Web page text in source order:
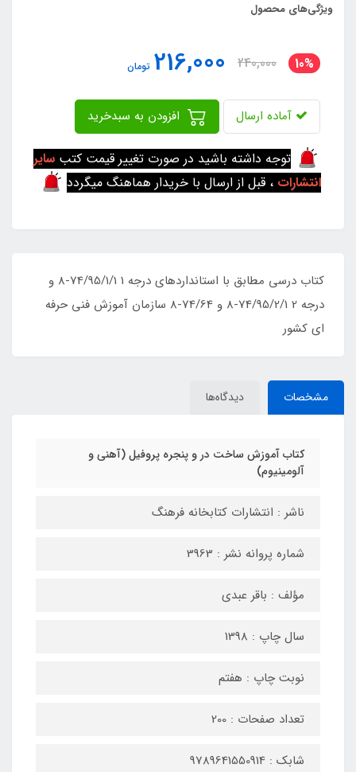
ویژگی‌های محصول
10%
240,000
216,000 تومان
آماده ارسال
توجه داشته باشید در صورت تغییر قیمت کتب سایر
انتشارات ، قبل از ارسال با خریدار هماهنگ میگردد
کتاب درسی مطابق با استانداردهای درجه 1 74/95/1/1-8 و
درجه 2 74/95/2/1-8 و 74/64-8 سازمان آموزش فنی حرفه
ای کشور
مشخصات دیدگاه‌ها
کتاب آموزش ساخت در و پنجره پروفیل (آهنی و
آلومینیوم)
ناشر : انتشارات کتابخانه فرهنگ
شماره پروانه نشر : 3963
مؤلف : باقر عبدی
سال چاپ : 1398
نوبت چاپ : هفتم
تعداد صفحات : 200
شابک : 9789641550914